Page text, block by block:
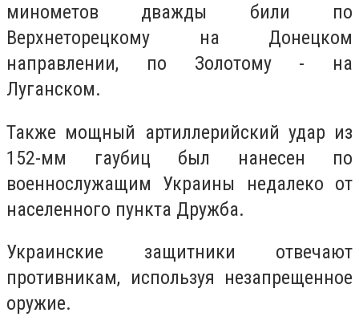
минометов дважды били по
Верхнеторецкому на Донецком
направлении, по Золотому - на
Луганском.
Также мощный артиллерийский удар из
152-мм гаубиц был нанесен по
военнослужащим Украины недалеко от
населенного пункта Дружба.
Украинские защитники отвечают
противникам, используя незапрещенное
оружие.